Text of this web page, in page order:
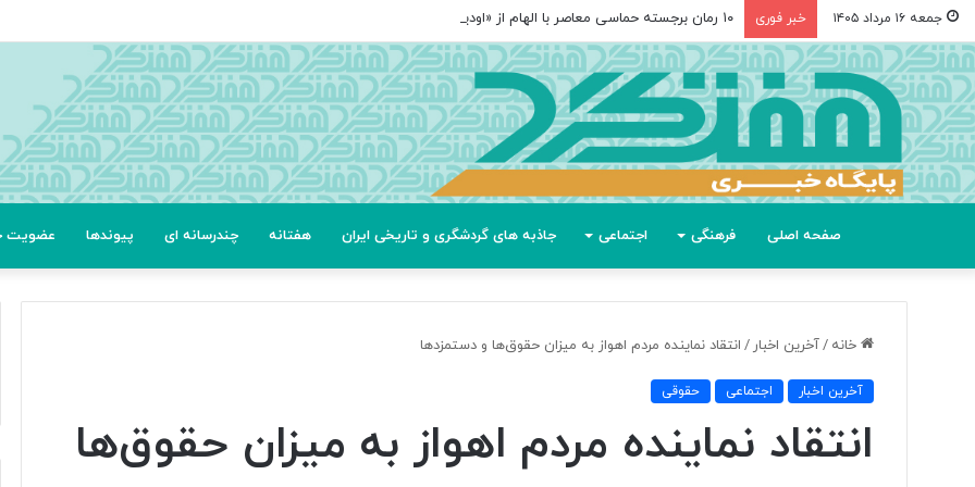
جمعه ۱۶ مرداد ۱۴۰۵ خبر فوری ۱۰ رمان برجسته حماسی معاصر با الهام از «اودیسه» هومر
صفحه اصلی فرهنگی اجتماعی جاذبه های گردشگری و تاریخی ایران هفتانه چندرسانه ای پیوندها عضویت
خانه /آخرین اخبار / انتقاد نماینده مردم اهواز به میزان حقوق‌ها و دستمزدها
آخرین اخبار اجتماعی حقوقی
انتقاد نماینده مردم اهواز به میزان حقوق‌ها